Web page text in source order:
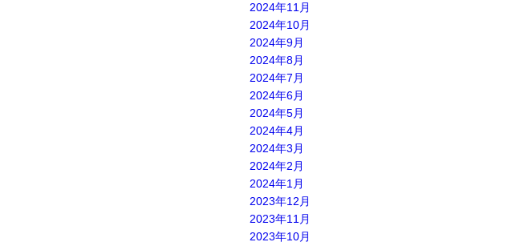
2024年11月
2024年10月
2024年9月
2024年8月
2024年7月
2024年6月
2024年5月
2024年4月
2024年3月
2024年2月
2024年1月
2023年12月
2023年11月
2023年10月